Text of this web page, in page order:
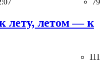
79
лету, летом — к
111